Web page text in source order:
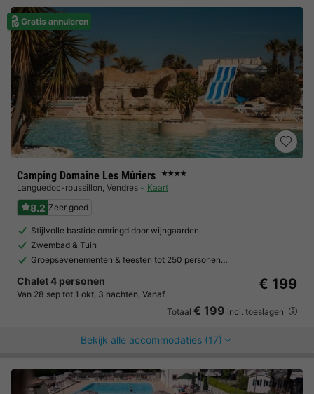
Gratis annuleren
Camping Domaine Les Mûriers ★★★★
Languedoc-roussillon, Vendres Kaart
8.2 Zeer goed
Stijlvolle bastide omringd door wijngaarden
Zwembad & Tuin
Groepsevenementen & feesten tot 250 personen…
Chalet 4 personen
Van 28 sep tot 1 okt, 3 nachten, Vanaf
€ 199
Totaal € 199 incl. toeslagen
Bekijk alle accommodaties (17)